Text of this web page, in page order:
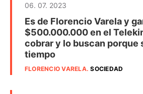
06. 07. 2023
Es de Florencio Varela y
$500.000.000 en el
cobrar y lo buscan porque
tiempo
FLORENCIO VARELA.SOCIEDAD